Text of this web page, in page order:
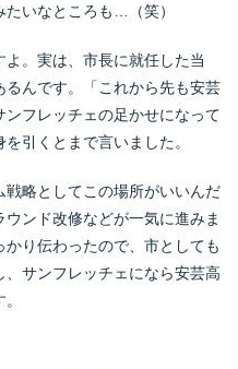
いなところも…（笑）
。実は、市長に就任した当
んです。「これから先も安芸
フレッチェの足かせになって
引くとまで言いました。
略としてこの場所がいいんだ
ンド改修などが一気に進みま
り伝わったので、市としても
サンフレッチェになら安芸高